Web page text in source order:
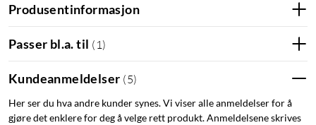
Displaybeskyttelse
Produsentinformasjon
Passer bl.a. til ( 1 )
Kundeanmeldelser (5)
Her ser du hva andre kunder synes. Vi viser alle anmeldelser for å
gjøre det enklere for deg å velge rett produkt. Anmeldelsene skrives